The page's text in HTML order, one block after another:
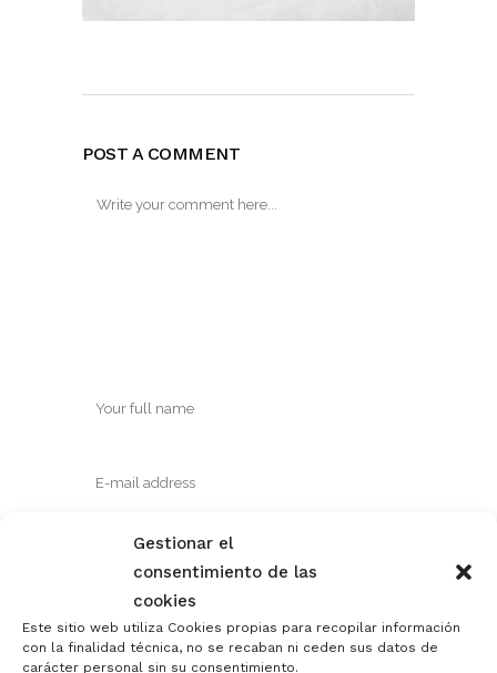
Gestionar el
consentimiento de las
cookies
Este sitio web utiliza Cookies propias para recopilar información
con la finalidad técnica, no se recaban ni ceden sus datos de
carácter personal sin su consentimiento.
POST A COMMENT
Save my name, email, and website in this
browser for the next time I comment.